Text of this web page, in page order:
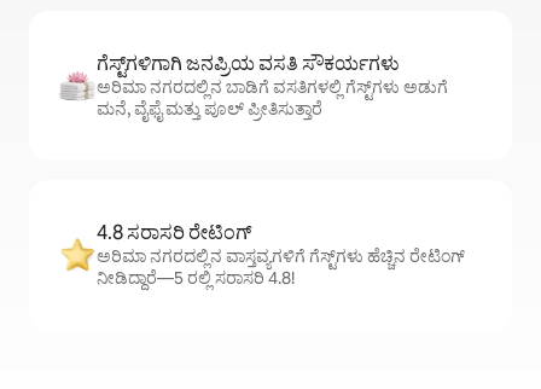
ಗೆಸ್ಟ್‌ಗಳಿಗಾಗಿ ಜನಪ್ರಿಯ ವಸತಿ ಸೌಕರ್ಯಗಳು
ಅರಿಮಾ ನಗರದಲ್ಲಿನ ಬಾಡಿಗೆ ವಸತಿಗಳಲ್ಲಿ ಗೆಸ್ಟ್‌ಗಳು ಅಡುಗೆ
ಮನೆ, ವೈಫೈ ಮತ್ತು ಪೂಲ್ ಪ್ರೀತಿಸುತ್ತಾರೆ
4.8 ಸರಾಸರಿ ರೇಟಿಂಗ್
ಅರಿಮಾ ನಗರದಲ್ಲಿನ ವಾಸ್ತವ್ಯಗಳಿಗೆ ಗೆಸ್ಟ್‌ಗಳು ಹೆಚ್ಚಿನ ರೇಟಿಂಗ್
ನೀಡಿದ್ದಾರೆ—5 ರಲ್ಲಿ ಸರಾಸರಿ 4.8!